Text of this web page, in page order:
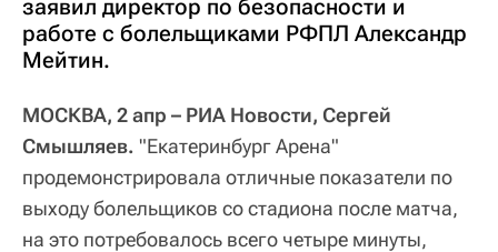
заявил директор по безопасности и
работе с болельщиками РФПЛ Александр
Мейтин.
МОСКВА, 2 апр – РИА Новости, Сергей
Смышляев. "Екатеринбург Арена"
продемонстрировала отличные показатели по
выходу болельщиков со стадиона после матча,
на это потребовалось всего четыре минуты,